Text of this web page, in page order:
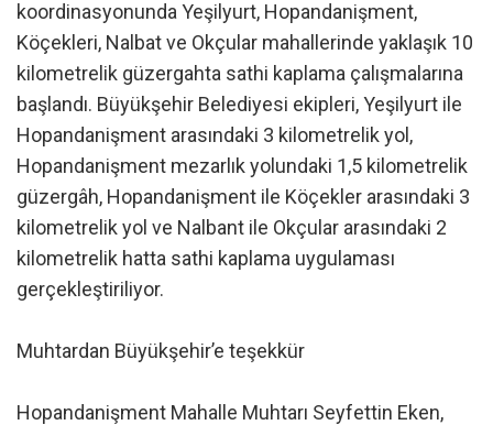
koordinasyonunda Yeşilyurt, Hopandanişment,
Köçekleri, Nalbat ve Okçular mahallerinde yaklaşık 10
kilometrelik güzergahta sathi kaplama çalışmalarına
başlandı. Büyükşehir Belediyesi ekipleri, Yeşilyurt ile
Hopandanişment arasındaki 3 kilometrelik yol,
Hopandanişment mezarlık yolundaki 1,5 kilometrelik
güzergâh, Hopandanişment ile Köçekler arasındaki 3
kilometrelik yol ve Nalbant ile Okçular arasındaki 2
kilometrelik hatta sathi kaplama uygulaması
gerçekleştiriliyor.
Muhtardan Büyükşehir’e teşekkür
Hopandanişment Mahalle Muhtarı Seyfettin Eken,